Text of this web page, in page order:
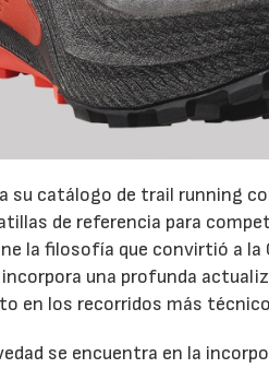
su catálogo de trail running
de referencia para
la filosofía que convirtió a la
una profunda
en los recorridos más
se encuentra en la